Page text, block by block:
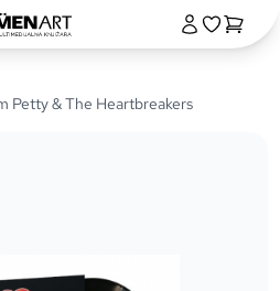
Petty & The Heartbreakers